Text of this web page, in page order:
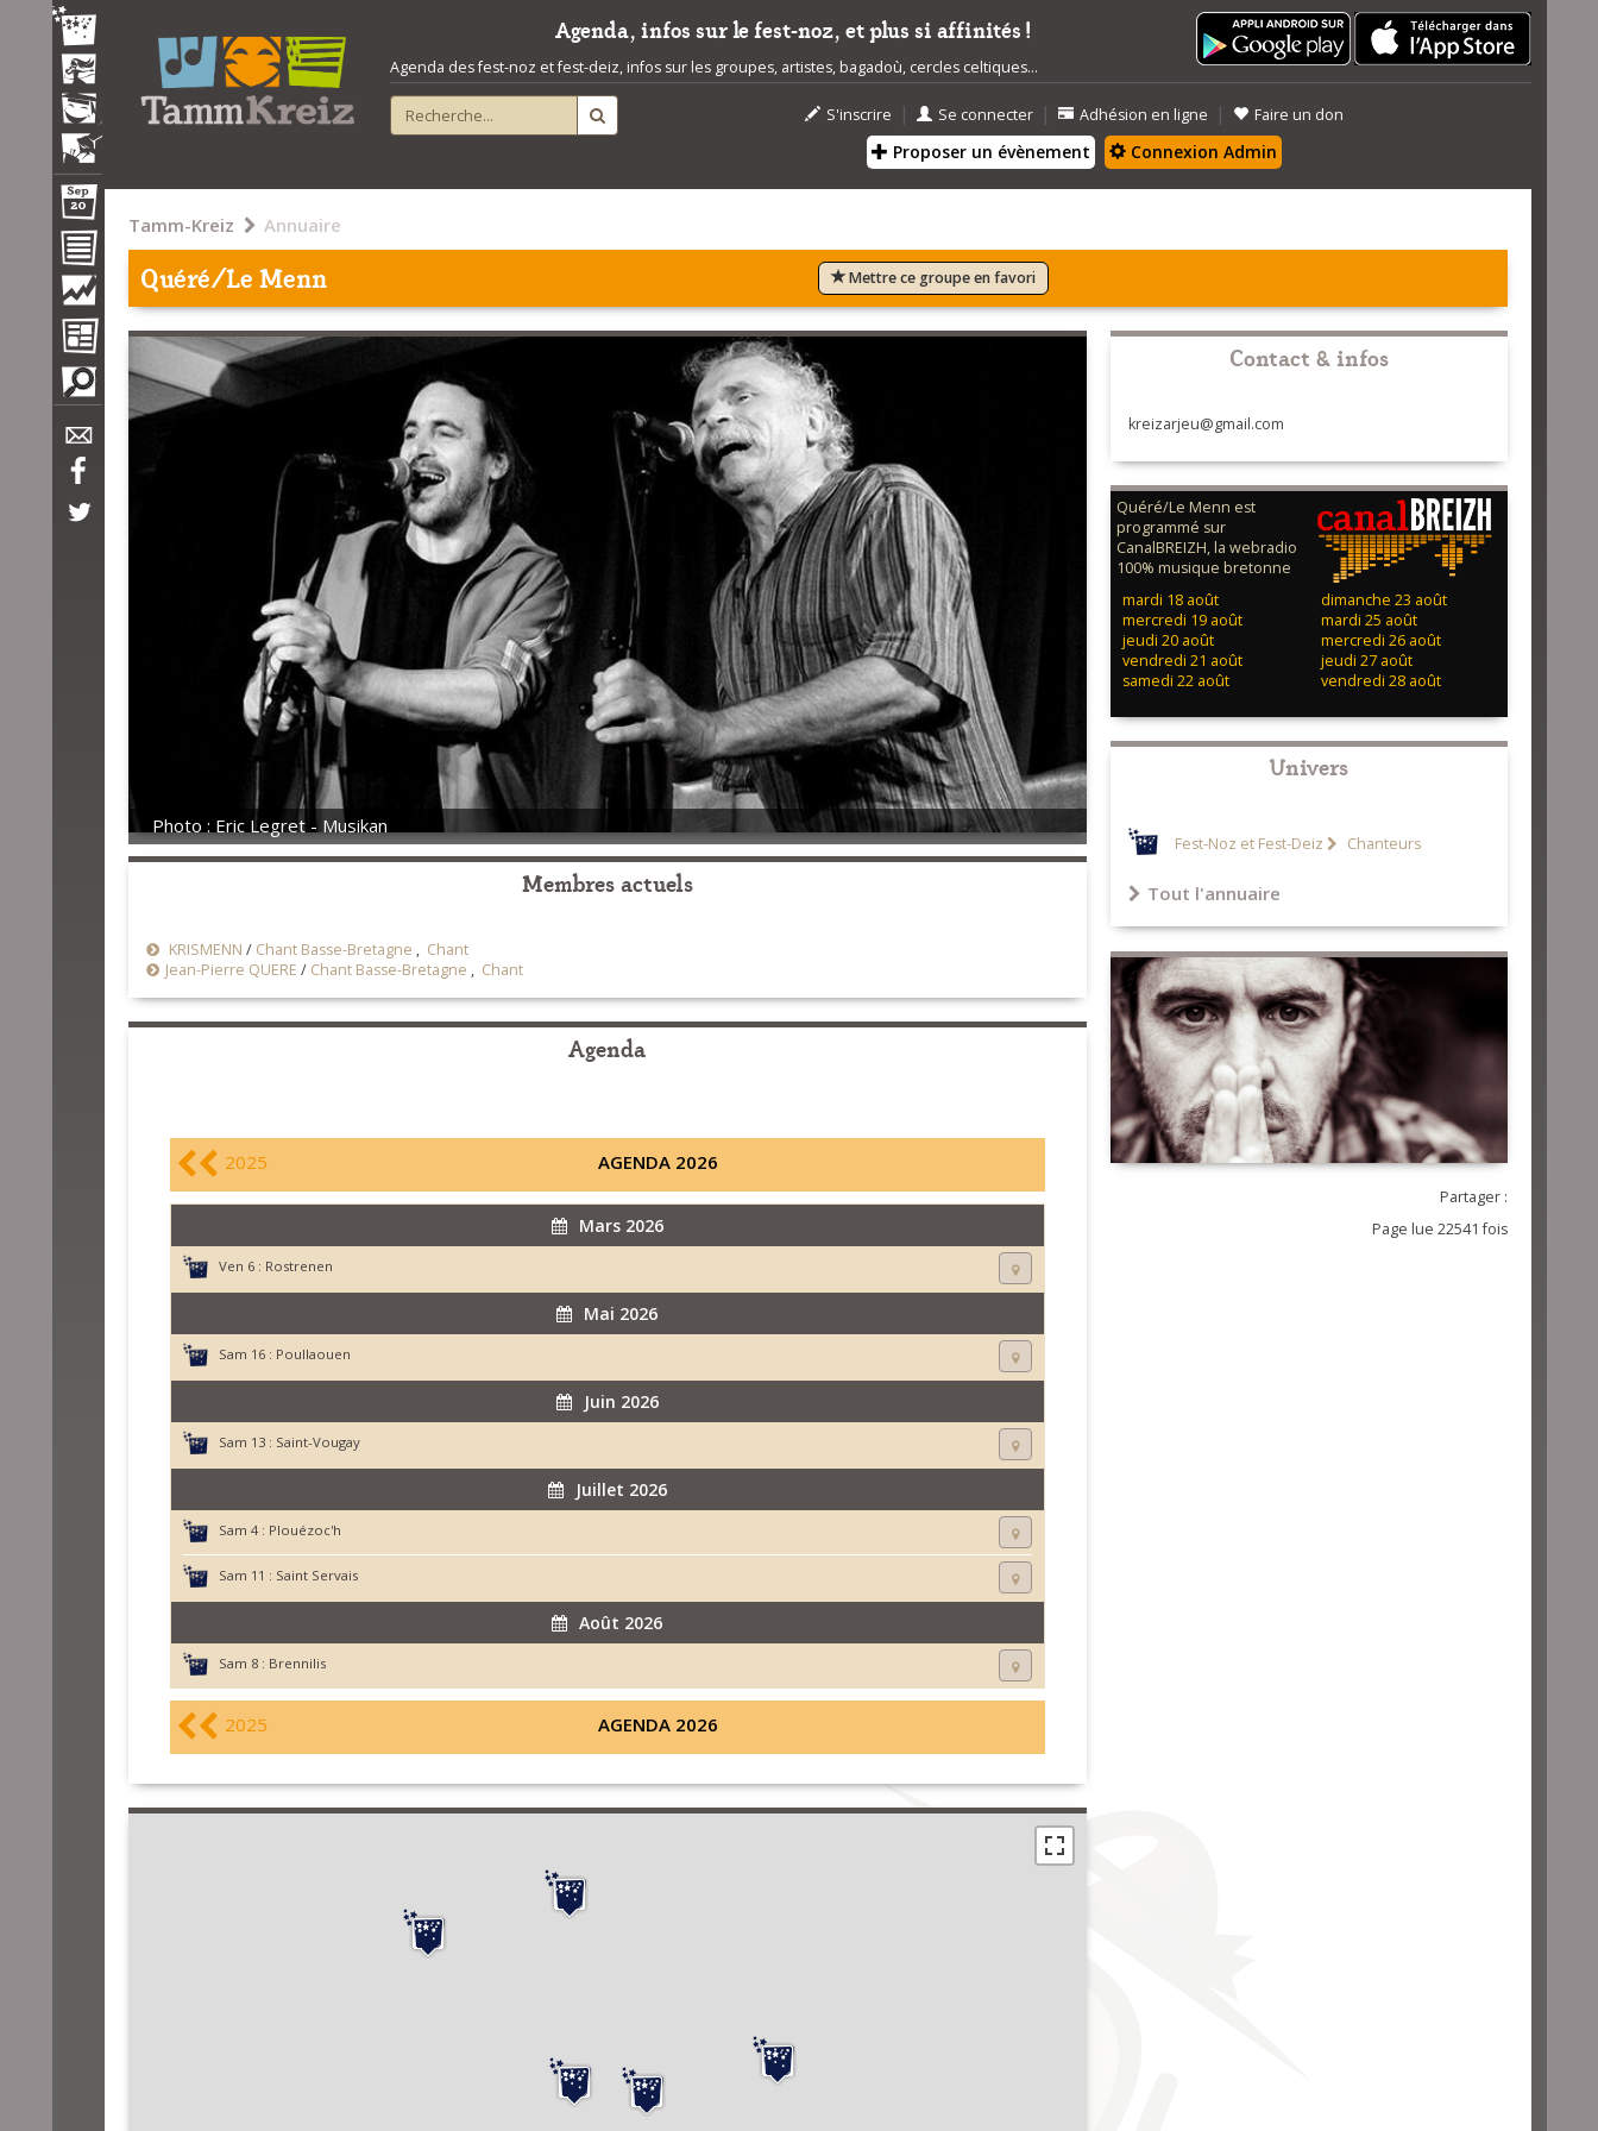
Agenda, infos sur le fest-noz, et plus si affinités !
Agenda des fest-noz et fest-deiz, infos sur les groupes, artistes, bagadoù, cercles celtiques...
S'inscrire | Se connecter | Adhésion en ligne | Faire un don
Proposer un évènement Connexion Admin
Tamm-Kreiz Annuaire
Quéré/Le Menn Mettre ce groupe en favori
Photo : Eric Legret - Musikan
Membres actuels
KRISMENN / Chant Basse-Bretagne , Chant
Jean-Pierre QUERE / Chant Basse-Bretagne , Chant
Agenda
2025 AGENDA 2026
Mars 2026
Ven 6 : Rostrenen
Mai 2026
Sam 16 : Poullaouen
Juin 2026
Sam 13 : Saint-Vougay
Juillet 2026
Sam 4 : Plouézoc'h
Sam 11 : Saint Servais
Août 2026
Sam 8 : Brennilis
2025 AGENDA 2026
Contact & infos
kreizarjeu@gmail.com
Quéré/Le Menn est
programmé sur
CanalBREIZH, la webradio
100% musique bretonne
mardi 18 août
mercredi 19 août
jeudi 20 août
vendredi 21 août
samedi 22 août
dimanche 23 août
mardi 25 août
mercredi 26 août
jeudi 27 août
vendredi 28 août
Univers
Fest-Noz et Fest-Deiz Chanteurs
Tout l'annuaire
Partager :
Page lue 22541 fois